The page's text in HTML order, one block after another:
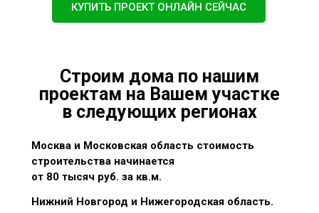
КУПИТЬ ПРОЕКТ ОНЛАЙН СЕЙЧАС
Нижний Новгород и Нижегородская область.
Москва и Московская область стоимость
строительства начинается
от 80 тысяч руб. за кв.м.
Строим дома по нашим
проектам на Вашем участке
в следующих регионах